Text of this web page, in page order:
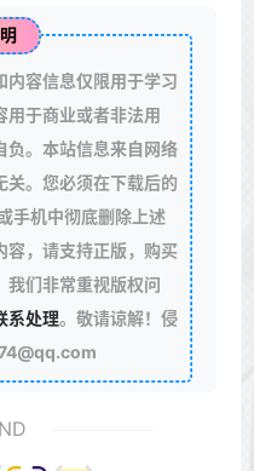
内容信息仅限用于学习
用于商业或者非法用
负。本站信息来自网络
关。您必须在下载后的
手机中彻底删除上述
容，请支持正版，购买
我们非常重视版权问
系处理。敬请谅解！侵